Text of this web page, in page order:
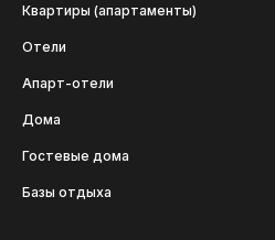
Квартиры (апартаменты)
Отели
Апарт-отели
Дома
Гостевые дома
Базы отдыха